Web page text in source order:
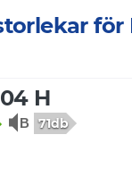
för
H
71db